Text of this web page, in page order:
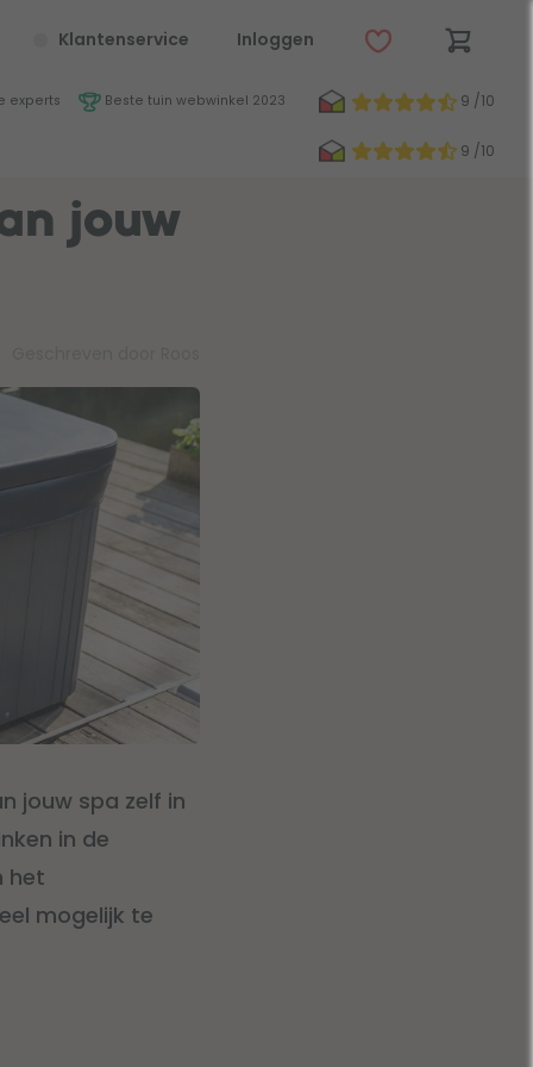
Klantenservice Inloggen
experts Beste tuin webwinkel 2023 9 /10
9 /10
jouw
jouw spa zelf in
in de
het
mogelijk te